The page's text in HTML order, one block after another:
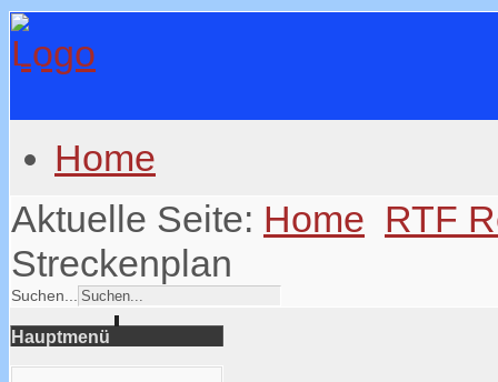
Home
Aktuelle Seite: Home RTF
Streckenplan
Suchen...
Hauptmenü